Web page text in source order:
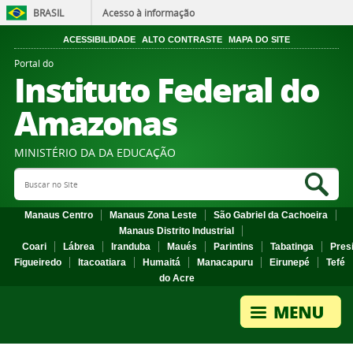
BRASIL Acesso à informação
ACESSIBILIDADE ALTO CONTRASTE MAPA DO SITE
Portal do
Instituto Federal do
Amazonas
MINISTÉRIO DA DA EDUCAÇÃO
Search Site
Manaus Centro Manaus Zona Leste
São Gabriel da Cachoeira
Manaus Distrito Industrial
Coari
Lábrea Iranduba Maués Parintins Tabatinga
Figueiredo
Itacoatiara Humaitá Manacapuru Eirunepé
Tefé
do Acre